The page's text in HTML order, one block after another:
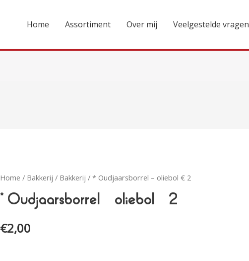
Home Assortiment Over mij Veelgestelde vragen
Home / Bakkerij / Bakkerij / * Oudjaarsborrel – oliebol € 2
* Oudjaarsborrel – oliebol € 2
€2,00